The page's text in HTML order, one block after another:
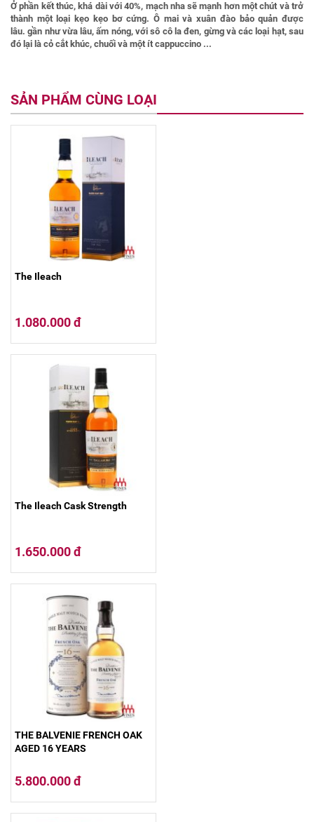
Ở phần kết thúc, khá dài với 40%, mạch nha sẽ mạnh hơn một chút và trở
thành một loại kẹo kẹo bơ cứng. Ô mai và xuân đào bảo quản được
lâu. gần như vừa lâu, ấm nóng, với sô cô la đen, gừng và các loại hạt, sau
đó lại là cỏ cắt khúc, chuối và một ít cappuccino ...
SẢN PHẨM CÙNG LOẠI
The Ileach
1.080.000 đ
The Ileach Cask Strength
1.650.000 đ
THE BALVENIE FRENCH OAK
AGED 16 YEARS
5.800.000 đ